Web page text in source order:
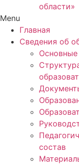
области»
Menu
Главная
Сведения об
Основные
состав